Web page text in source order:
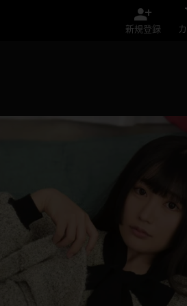
新規登録